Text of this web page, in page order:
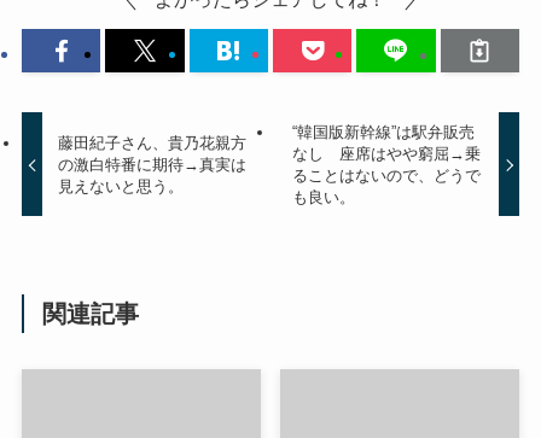
藤田紀子さん、貴乃花親方
の激白特番に期待→真実は
見えないと思う。
“韓国版新幹線”は駅弁販売
なし 座席はやや窮屈→乗
ることはないので、どうで
も良い。
関連記事